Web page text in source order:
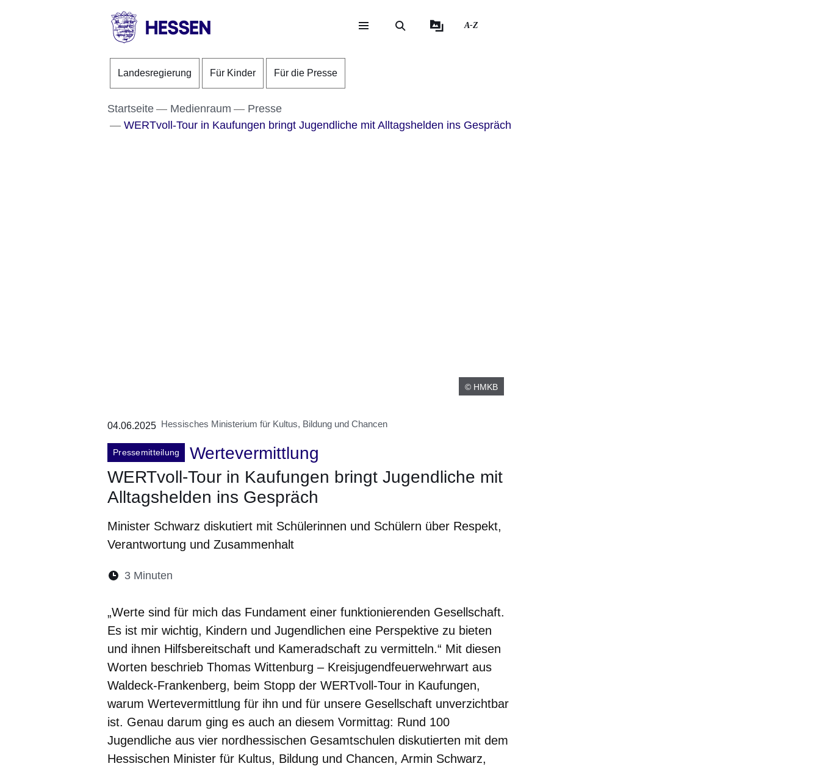
Direkt zum Kopf der Seite
Direkt zum Inhalt
Direkt zum Fuß der Seite
Landesregierung
A-Z
Landesregierung Für Kinder Für die Presse
Startseite Medienraum
Presse
WERTvoll-Tour in Kaufungen bringt Jugendliche mit Alltagshelden ins Gespräch
© HMKB
04.06.2025 Hessisches Ministerium für Kultus, Bildung und Chancen
Pressemitteilung
Wertevermittlung
WERTvoll-Tour in Kaufungen bringt Jugendliche mit
Alltagshelden ins Gespräch
Minister Schwarz diskutiert mit Schülerinnen und Schülern über Respekt,
Verantwortung und Zusammenhalt
Lesedauer:
3 Minuten
„Werte sind für mich das Fundament einer funktionierenden Gesellschaft.
Es ist mir wichtig, Kindern und Jugendlichen eine Perspektive zu bieten
und ihnen Hilfsbereitschaft und Kameradschaft zu vermitteln.“ Mit diesen
Worten beschrieb Thomas Wittenburg – Kreisjugendfeuerwehrwart aus
Waldeck-Frankenberg, beim Stopp der WERTvoll-Tour in Kaufungen,
warum Wertevermittlung für ihn und für unsere Gesellschaft unverzichtbar
ist. Genau darum ging es auch an diesem Vormittag: Rund 100
Jugendliche aus vier nordhessischen Gesamtschulen diskutierten mit dem
Hessischen Minister für Kultus, Bildung und Chancen, Armin Schwarz,